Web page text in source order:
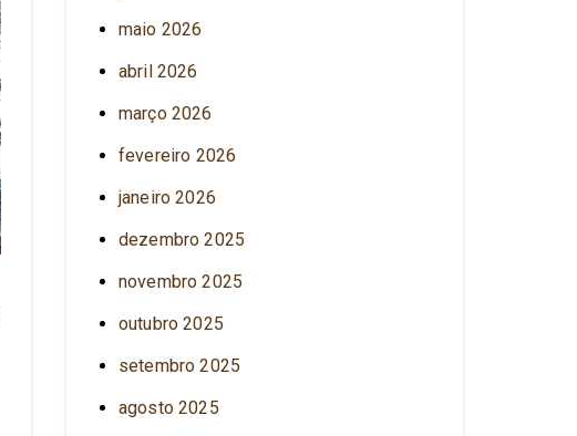
maio 2026
abril 2026
março 2026
fevereiro 2026
janeiro 2026
dezembro 2025
novembro 2025
outubro 2025
setembro 2025
agosto 2025